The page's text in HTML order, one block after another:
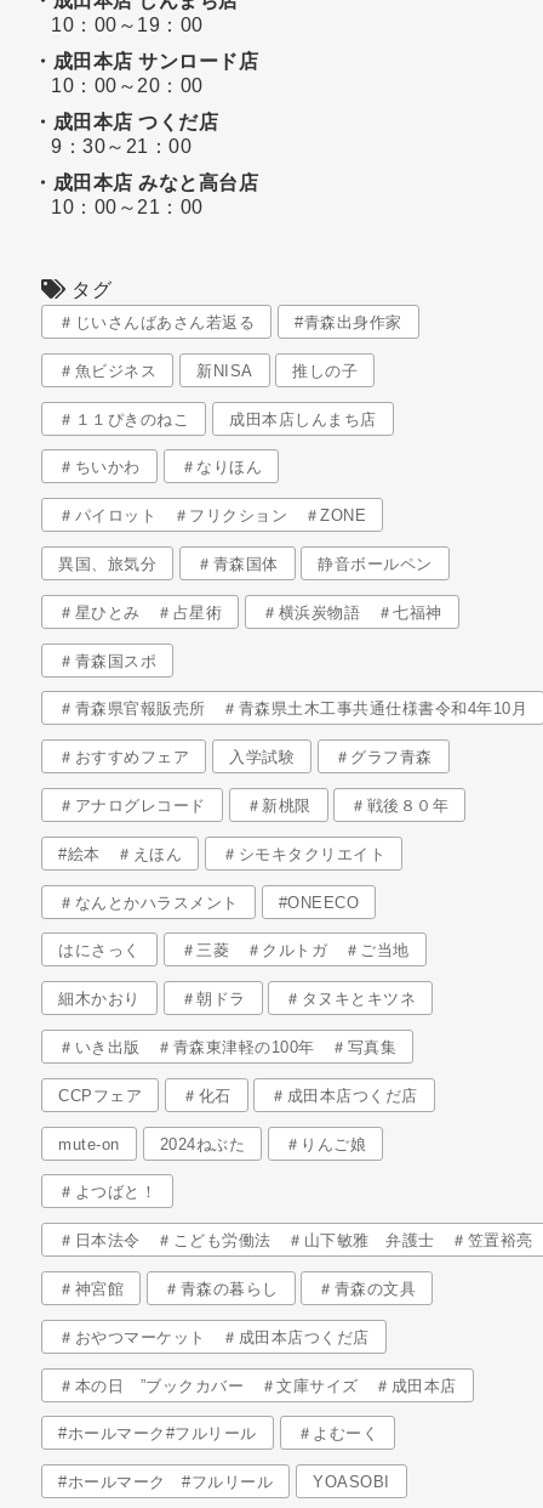
10：00～19：00
・成田本店 サンロード店
10：00～20：00
・成田本店 つくだ店
9：30～21：00
・成田本店 みなと高台店
10：00～21：00
タグ
＃じいさんばあさん若返る #青森出身作家
＃魚ビジネス 新NISA 推しの子
＃１１ぴきのねこ 成田本店しんまち店
＃ちいかわ ＃なりほん
＃パイロット ＃フリクション ＃ZONE
異国、旅気分 ＃青森国体 静音ボールペン
＃星ひとみ ＃占星術 ＃横浜炭物語 ＃七福神
＃青森国スポ
＃青森県官報販売所 ＃青森県土木工事共通仕様書令和4年10月
＃おすすめフェア 入学試験 ＃グラフ青森
＃アナログレコード ＃新桃限 ＃戦後８０年
#絵本 ＃えほん ＃シモキタクリエイト
＃なんとかハラスメント #ONEECO
はにさっく ＃三菱 ＃クルトガ ＃ご当地
細木かおり ＃朝ドラ ＃タヌキとキツネ
＃いき出版 ＃青森東津軽の100年 ＃写真集
CCPフェア ＃化石 ＃成田本店つくだ店
mute-on 2024ねぶた ＃りんご娘
＃よつばと！
＃日本法令 ＃こども労働法 ＃山下敏雅 弁護士 ＃笠置裕亮
＃神宮館 ＃青森の暮らし ＃青森の文具
＃おやつマーケット ＃成田本店つくだ店
＃本の日 ”ブックカバー ＃文庫サイズ ＃成田本店
#ホールマーク#フルリール ＃よむーく
#ホールマーク #フルリール YOASOBI